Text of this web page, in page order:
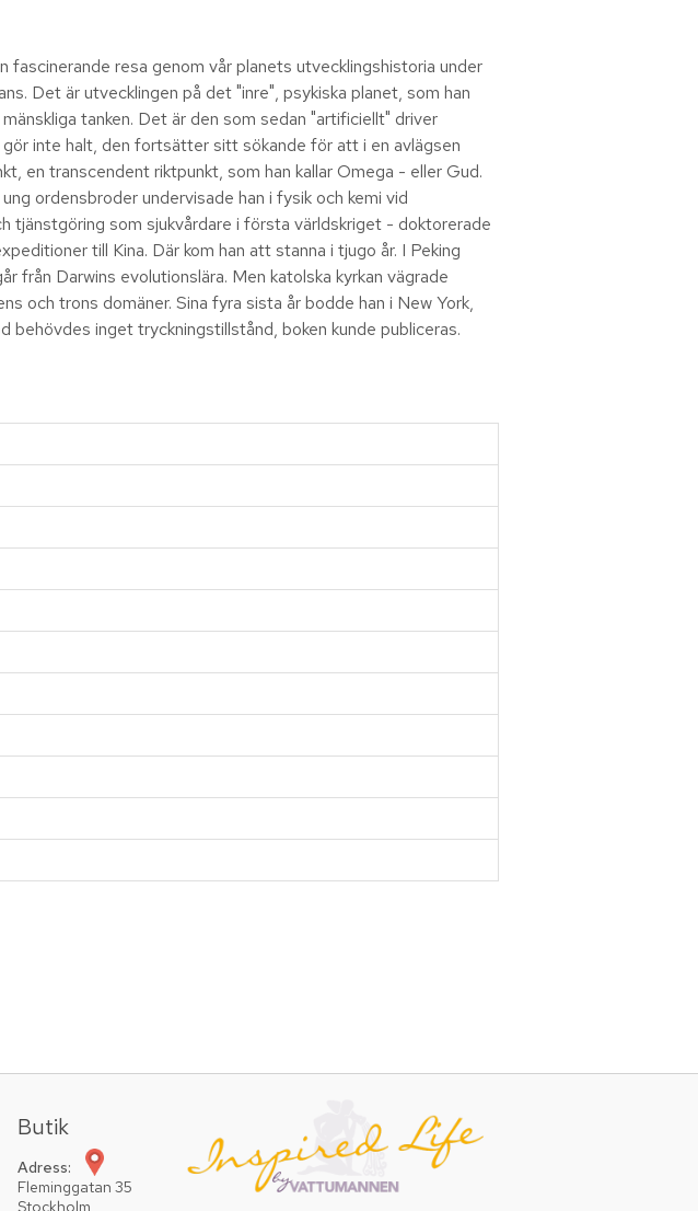
resa genom vår planets utvecklingshistoria under
Det är utvecklingen på det "inre", psykiska planet, som han
tanken. Det är den som sedan "artificiellt" driver
inte halt, den fortsätter sitt sökande för att i en avlägsen
en transcendent riktpunkt, som han kallar Omega - eller Gud.
ordensbroder undervisade han i fysik och kemi vid
tjänstgöring som sjukvårdare i första världskriget - doktorerade
till Kina. Där kom han att stanna i tjugo år. I Peking
från Darwins evolutionslära. Men katolska kyrkan vägrade
och trons domäner. Sina fyra sista år bodde han i New York,
inget tryckningstillstånd, boken kunde publiceras.
Butik
Adress:
Fleminggatan 35
Stockholm